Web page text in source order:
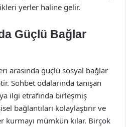
yerler haline gelir.
Güçlü Bağlar
arasında güçlü sosyal bağlar
Sohbet odalarında tanışan
ilgi etrafında birleşmiş
bağlantıları kolaylaştırır ve
kurmayı mümkün kılar. Birçok